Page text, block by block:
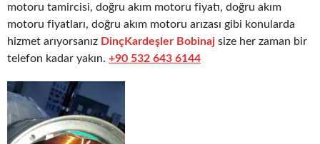
motoru tamircisi, doğru akım motoru fiyatı, doğru akım
motoru fiyatları, doğru akım motoru arızası gibi konularda
hizmet arıyorsanız DinçKardeşler Bobinaj size her zaman bir
telefon kadar yakın. +90 532 643 6144